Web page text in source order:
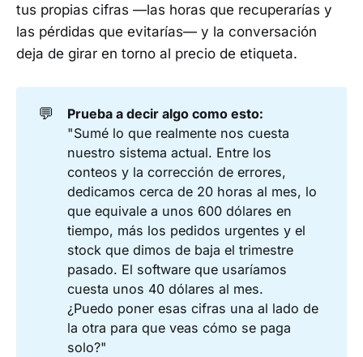
tus propias cifras —las horas que recuperarías y
las pérdidas que evitarías— y la conversación
deja de girar en torno al precio de etiqueta.
💬
Prueba a decir algo como esto:
"Sumé lo que realmente nos cuesta
nuestro sistema actual. Entre los
conteos y la corrección de errores,
dedicamos cerca de 20 horas al mes, lo
que equivale a unos 600 dólares en
tiempo, más los pedidos urgentes y el
stock que dimos de baja el trimestre
pasado. El software que usaríamos
cuesta unos 40 dólares al mes.
¿Puedo poner esas cifras una al lado de
la otra para que veas cómo se paga
solo?"